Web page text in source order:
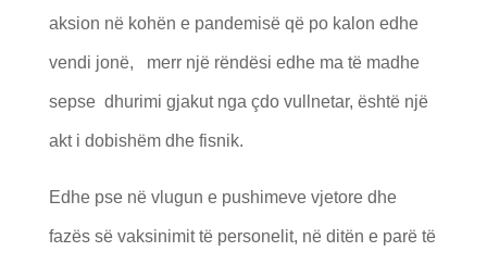
aksion në kohën e pandemisë që po kalon edhe
vendi jonë, merr një rëndësi edhe ma të madhe
sepse dhurimi gjakut nga çdo vullnetar, është një
akt i dobishëm dhe fisnik.
Edhe pse në vlugun e pushimeve vjetore dhe
fazës së vaksinimit të personelit, në ditën e parë të